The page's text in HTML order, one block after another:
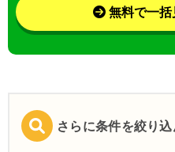
無料で一
さらに条件を絞り